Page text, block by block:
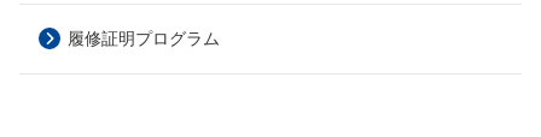
履修証明プログラム